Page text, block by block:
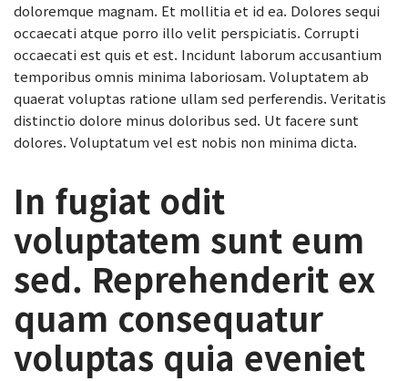
doloremque magnam. Et mollitia et id ea. Dolores sequi
occaecati atque porro illo velit perspiciatis. Corrupti
occaecati est quis et est. Incidunt laborum accusantium
temporibus omnis minima laboriosam. Voluptatem ab
quaerat voluptas ratione ullam sed perferendis. Veritatis
distinctio dolore minus doloribus sed. Ut facere sunt
dolores. Voluptatum vel est nobis non minima dicta.
In fugiat odit
voluptatem sunt eum
sed. Reprehenderit ex
quam consequatur
voluptas quia eveniet